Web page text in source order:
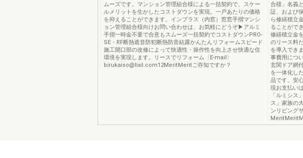
ムーズです。マンション管理組合様による一括契約で、スケー
ルメリットを生かしたコストダウンを実現。一戸あたりの価格
を抑えることができます。インプラス（内窓）窓窓手摺マンシ
ョン管理組合様向けお問い合わせは、お気軽にどうぞ▶アルミ
手摺一時金不要で合意もスムーズ一括契約でコストダウンPRO-
SE・RF断熱遮音防犯断熱防音結露かんたんリフォームスピード
施工開口部の改修によって快適性・操作性を向上させ快適な住
環境を実現します。リースでリフォーム〈E-mail〉
birukaiso@lixil.com12MeritMeritご存知ですか？
合様」名義
証、および
ら修繕積立
ることがで
修繕積立金
のリース料
を導入でき
事費用につ
玄関ドア網
を一体化し
品です。安
現お支払い
「ルミシス
ス」家族の
ンリビング